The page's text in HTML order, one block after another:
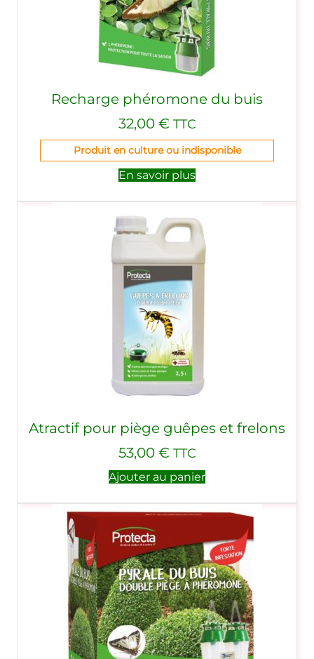
Recharge phéromone du buis
32,00 € TTC
Produit en culture ou indisponible
En savoir plus
Atractif pour piège guêpes et frelons
53,00 € TTC
Ajouter au panier